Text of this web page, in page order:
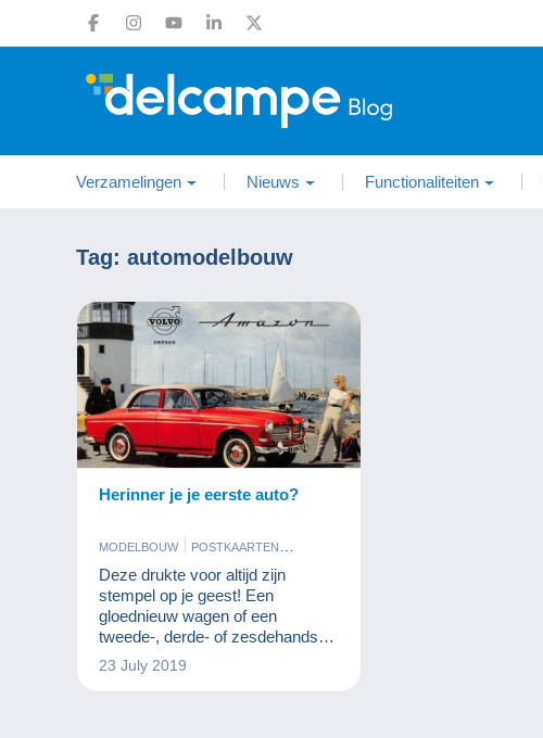
Verzamelingen Nieuws Functionaliteiten
Tag: automodelbouw
Herinner je je eerste auto?
MODELBOUW
POSTKAARTEN
SPELLETJES
Deze drukte voor altijd zijn
stempel op je geest! Een
gloednieuw wagen of een
tweede-, derde- of zesdehands
model, uw eerste auto was het
synoniem van uw vrijheid!
23 July 2019